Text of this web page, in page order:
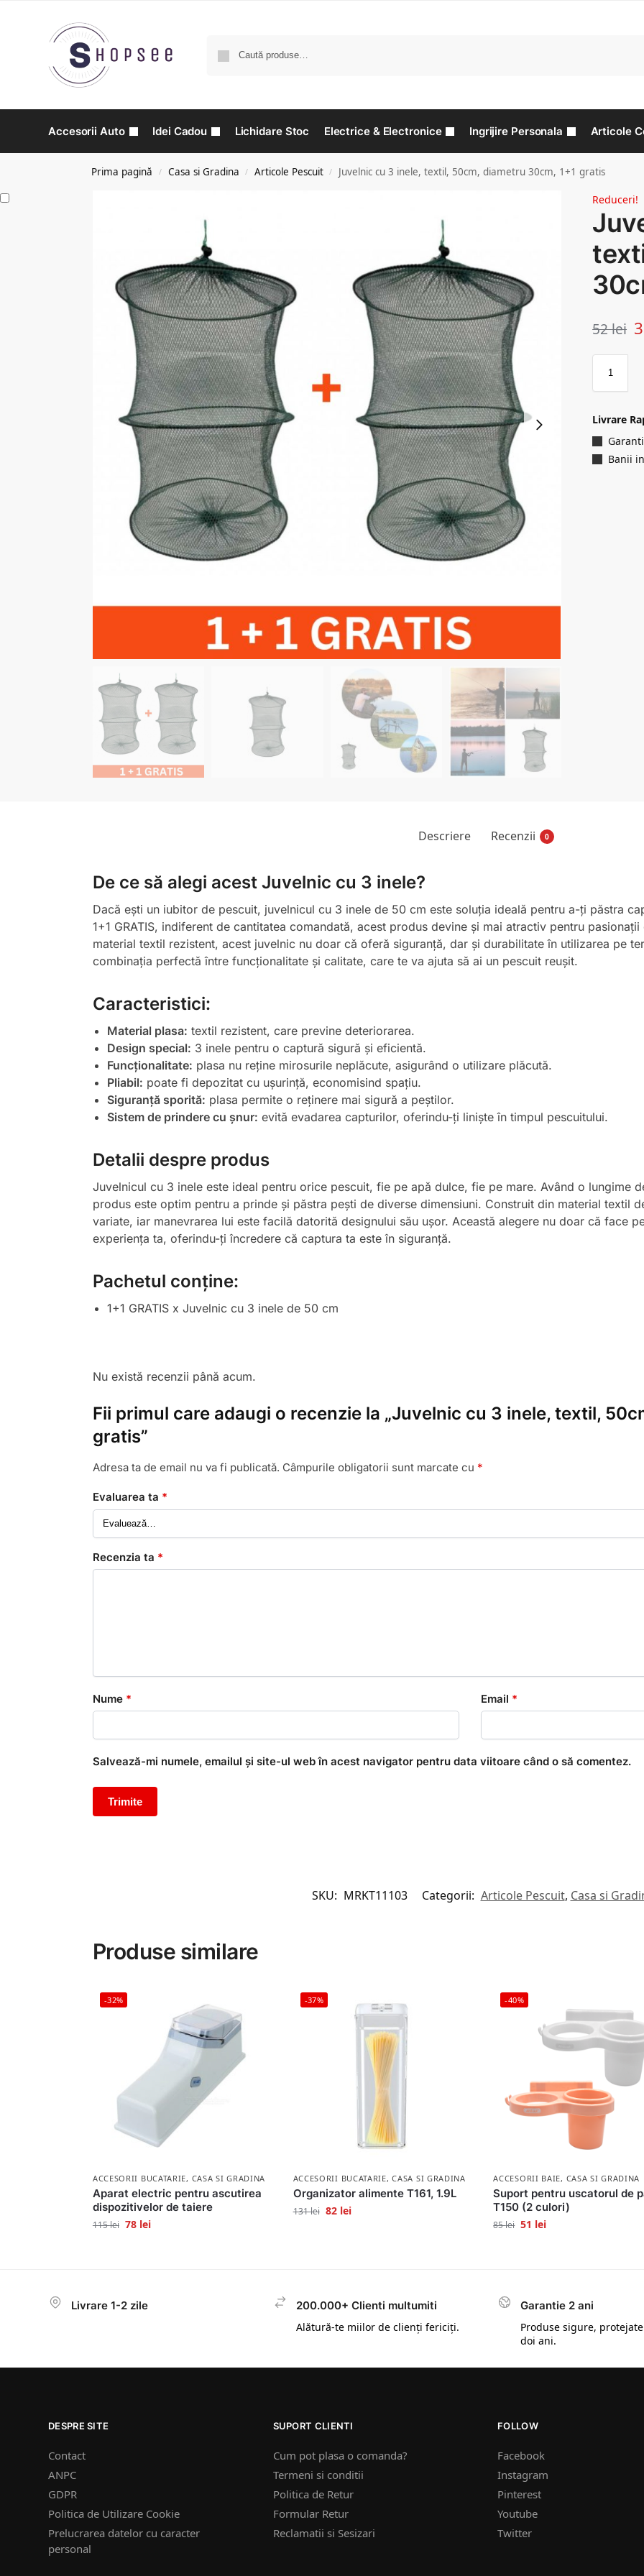
Accesorii Auto Idei Cadou Lichidare Stoc Electrice & Electronice Ingrijire Personala Articole
Prima pagină / Casa si Gradina / Articole Pescuit / Juvelnic cu 3 inele, textil, 50cm, diametru 30cm, 1+1 gratis
Reduceri!
52lei
Livrare
Banii
Descriere Recenzii 0
De ce să alegi acest Juvelnic cu 3 inele?
Dacă ești un iubitor de pescuit, juvelnicul cu 3 inele de 50 cm este soluția ideală pentru a-ți păstra
1+1 GRATIS, indiferent de cantitatea comandată, acest produs devine și mai atractiv pentru
material textil rezistent, acest juvelnic nu doar că oferă siguranță, dar și durabilitate în utilizarea pe
combinația perfectă între funcționalitate și calitate, care te va ajuta să ai un pescuit reușit.
Caracteristici:
Material plasa: textil rezistent, care previne deteriorarea.
Design special: 3 inele pentru o captură sigură și eficientă.
Funcționalitate: plasa nu reține mirosurile neplăcute, asigurând o utilizare plăcută.
Pliabil: poate fi depozitat cu ușurință, economisind spațiu.
Siguranță sporită: plasa permite o reținere mai sigură a peștilor.
Sistem de prindere cu șnur: evită evadarea capturilor, oferindu-ți liniște în timpul pescuitului.
Detalii despre produs
Juvelnicul cu 3 inele este ideal pentru orice pescuit, fie pe apă dulce, fie pe mare. Având o lungime
produs este optim pentru a prinde și păstra pești de diverse dimensiuni. Construit din material textil
variate, iar manevrarea lui este facilă datorită designului său ușor. Această alegere nu doar că face
experiența ta, oferindu-ți încredere că captura ta este în siguranță.
Pachetul conține:
1+1 GRATIS x Juvelnic cu 3 inele de 50 cm
Nu există recenzii până acum.
Fii primul care adaugi o recenzie la „Juvelnic cu 3 inele, textil,
gratis”
Adresa ta de email nu va fi publicată. Câmpurile obligatorii sunt marcate cu *
Evaluarea ta *
Recenzia ta *
Nume * Email *
Salvează-mi numele, emailul și site-ul web în acest navigator pentru data viitoare când o să comentez.
SKU: MRKT11103 Categorii: Articole Pescuit, Casa si
Produse similare
-32%
ACCESORII BUCATARIE, CASA SI GRADINA
Aparat electric pentru ascutirea
dispozitivelor de taiere
115lei 78 lei
-37%
ACCESORII BUCATARIE,CASA SI GRADINA
Organizator alimente T161, 1.9L
131lei 82 lei
-40%
ACCESORII BAIE, CASA SI GRADINA
Suport pentru uscatorul de
T150 (2 culori)
85lei 51 lei
Livrare 1-2 zile
200.000+ Clienti multumiti
Alătură-te miilor de clienți fericiți.
Garantie 2 ani
Produse sigure,
doi ani.
DESPRE SITE
Contact
ANPC
GDPR
Politica de Utilizare Cookie
Prelucrarea datelor cu caracter
personal
SUPORT CLIENTI
Cum pot plasa o comanda?
Termeni si conditii
Politica de Retur
Formular Retur
Reclamatii si Sesizari
FOLLOW
Facebook
Instagram
Pinterest
Youtube
Twitter